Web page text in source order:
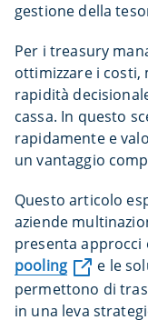
gestione della
Per i treasury
ottimizzare i costi,
rapidità
cassa. In questo
rapidamente e
un vantaggio
Questo articolo
aziende
presenta
pooling
e le
permettono di
in una leva